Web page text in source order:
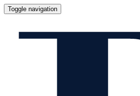
Toggle navigation